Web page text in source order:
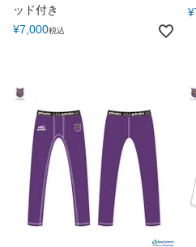
ッド付き
¥7,000税込
¥